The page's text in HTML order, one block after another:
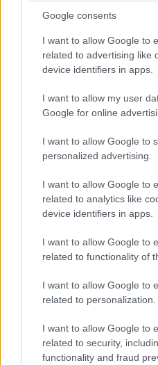
Google consents
I want to allow Google to
related to advertising like
device identifiers in apps.
I want to allow my user
Google for online
I want to allow Google to
personalized advertising.
I want to allow Google to
related to analytics like
device identifiers in apps.
I want to allow Google to
related to functionality of
I want to allow Google to
related to personalization.
I want to allow Google to
related to security,
functionality and fraud
2 ω. πριν
«Θέλω τον μπαμπά
μεθυσμένης οδηγού
ώρες μετά τον γάμο